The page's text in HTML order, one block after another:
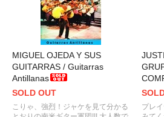
MIGUEL OJEDA Y SUS
GUITARRAS / Guitarras
Antillanas
SOLD OUT
こりゃ、強烈！ジャケを見て分かる
プレ